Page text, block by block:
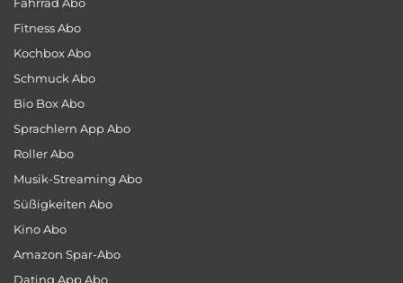
Fitness Abo
Kochbox Abo
Schmuck Abo
Bio Box Abo
Sprachlern App Abo
Roller Abo
Musik-Streaming Abo
Süßigkeiten Abo
Kino Abo
Amazon Spar-Abo
Dating App Abo